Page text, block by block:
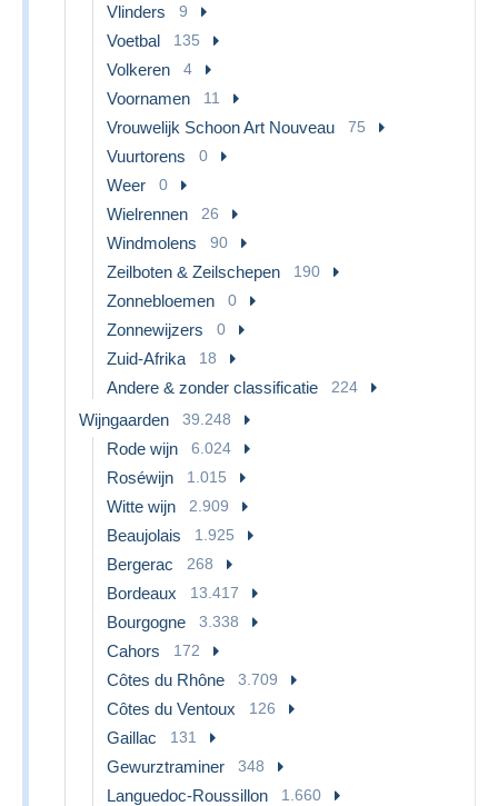
Vlinders 9
Voetbal 135
Volkeren 4
Voornamen 11
Vrouwelijk Schoon Art Nouveau 75
Vuurtorens 0
Weer 0
Wielrennen 26
Windmolens 90
Zeilboten & Zeilschepen 190
Zonnebloemen 0
Zonnewijzers 0
Zuid-Afrika 18
Andere & zonder classificatie 224
Wijngaarden 39.248
Rode wijn 6.024
Roséwijn 1.015
Witte wijn 2.909
Beaujolais 1.925
Bergerac 268
Bordeaux 13.417
Bourgogne 3.338
Cahors 172
Côtes du Rhône 3.709
Côtes du Ventoux 126
Gaillac 131
Gewurztraminer 348
Languedoc-Roussillon 1.660